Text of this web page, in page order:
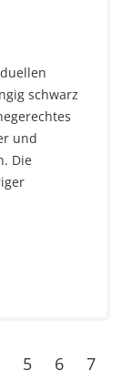
schwarz
und
Die
5 6
7